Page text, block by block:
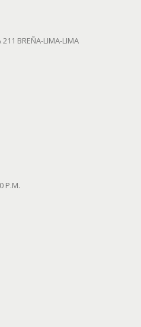
211 BREÑA-LIMA-LIMA
P.M.